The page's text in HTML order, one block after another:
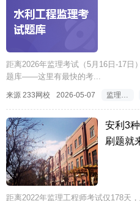
距离2026年监理考试（5月16日-17日
题库——这里有最快的考...
来源 233网校 2026-05-07
安利3
刷题就
距离2022年监理工程师考试仅178天